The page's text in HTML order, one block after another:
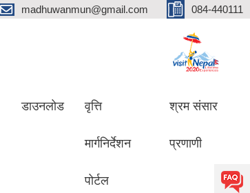
madhuwanmun@gmail.com 084-440111
डाउनलोड वृत्ति
मार्गनिर्देशन
पोर्टल
श्रम संसार
प्रणाणी